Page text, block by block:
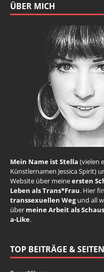
ÜBER MICH
Mein Name ist Stella (vielen
Künstlernamen Jessica Spirit)
Website über meineersten
Leben als Trans*Frau. Hier
transsexuellen Wegund all
über meine Arbeit als
a-Like.
TOP BEITRÄGE & SEITEN